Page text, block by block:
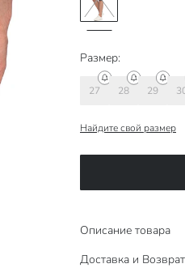
Размер:
27 28 29
Найдите свой размер
Описание товара
Доставка и Возврат